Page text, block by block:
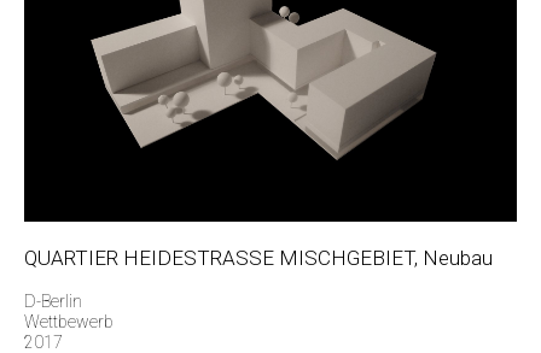
QUARTIER HEIDESTRASSE MISCHGEBIET, Neubau
D-Berlin
Wettbewerb
2017